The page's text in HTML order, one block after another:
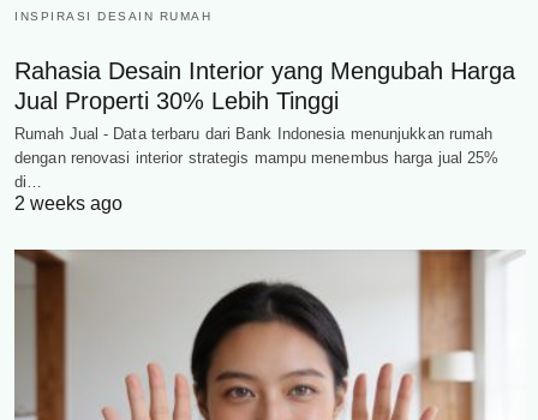
INSPIRASI DESAIN RUMAH
Rahasia Desain Interior yang Mengubah Harga
Jual Properti 30% Lebih Tinggi
Rumah Jual - Data terbaru dari Bank Indonesia menunjukkan rumah
dengan renovasi interior strategis mampu menembus harga jual 25%
di…
2 weeks ago